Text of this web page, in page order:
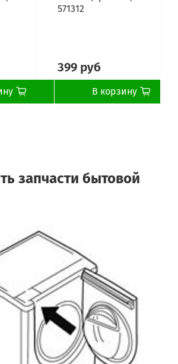
571312
399 руб
В корзину
запчасти бытовой